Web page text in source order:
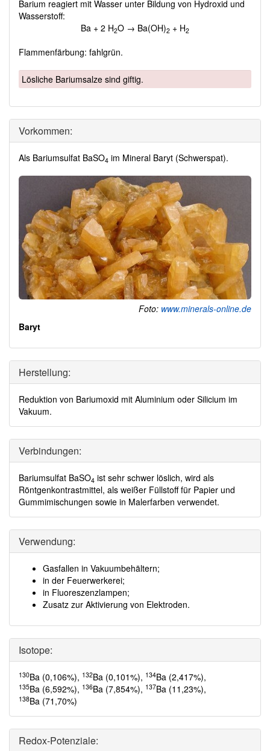
Barium reagiert mit Wasser unter Bildung von Hydroxid und
Wasserstoff:
Ba + 2 H2O → Ba(OH)2 + H2
Flammenfärbung: fahlgrün.
Lösliche Bariumsalze sind giftig.
Vorkommen:
Als Bariumsulfat BaSO4 im Mineral Baryt (Schwerspat).
Foto: www.minerals-online.de
Baryt
Herstellung:
Reduktion von Bariumoxid mit Aluminium oder Silicium im
Vakuum.
Verbindungen:
Bariumsulfat BaSO4 ist sehr schwer löslich, wird als
Röntgenkontrastmittel, als weißer Füllstoff für Papier und
Gummimischungen sowie in Malerfarben verwendet.
Verwendung:
Gasfallen in Vakuumbehältern;
in der Feuerwerkerei;
in Fluoreszenzlampen;
Zusatz zur Aktivierung von Elektroden.
Isotope:
130Ba (0,106%), 132Ba (0,101%), 134Ba (2,417%),
135Ba (6,592%), 136Ba (7,854%), 137Ba (11,23%),
138Ba (71,70%)
Redox-Potenziale: